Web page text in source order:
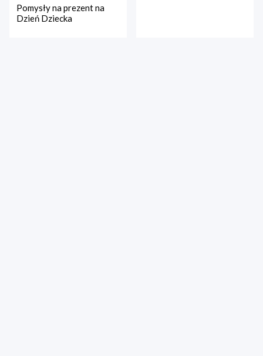
Pomysły na prezent na
Dzień Dziecka